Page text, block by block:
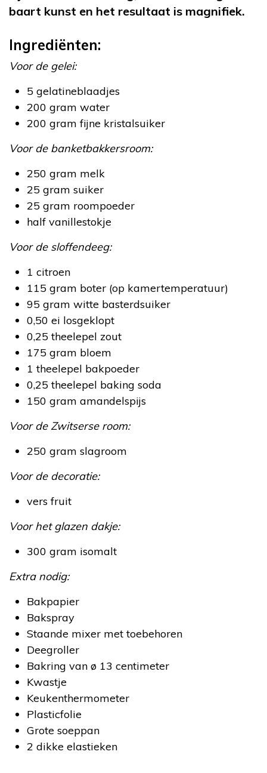
baart kunst en het resultaat is magnifiek.
Ingrediënten:
Voor de gelei:
5 gelatineblaadjes
200 gram water
200 gram fijne kristalsuiker
Voor de banketbakkersroom:
250 gram melk
25 gram suiker
25 gram roompoeder
half vanillestokje
Voor de sloffendeeg:
1 citroen
115 gram boter (op kamertemperatuur)
95 gram witte basterdsuiker
0,50 ei losgeklopt
0,25 theelepel zout
175 gram bloem
1 theelepel bakpoeder
0,25 theelepel baking soda
150 gram amandelspijs
Voor de Zwitserse room:
250 gram slagroom
Voor de decoratie:
vers fruit
Voor het glazen dakje:
300 gram isomalt
Extra nodig:
Bakpapier
Bakspray
Staande mixer met toebehoren
Deegroller
Bakring van ø 13 centimeter
Kwastje
Keukenthermometer
Plasticfolie
Grote soeppan
2 dikke elastieken